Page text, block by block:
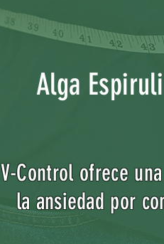
Alga
V-Control ofrece
la ansiedad por